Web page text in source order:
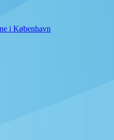
i København